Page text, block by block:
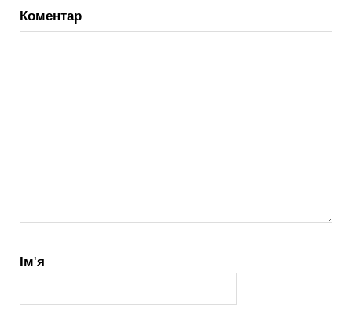
Коментар
Ім'я